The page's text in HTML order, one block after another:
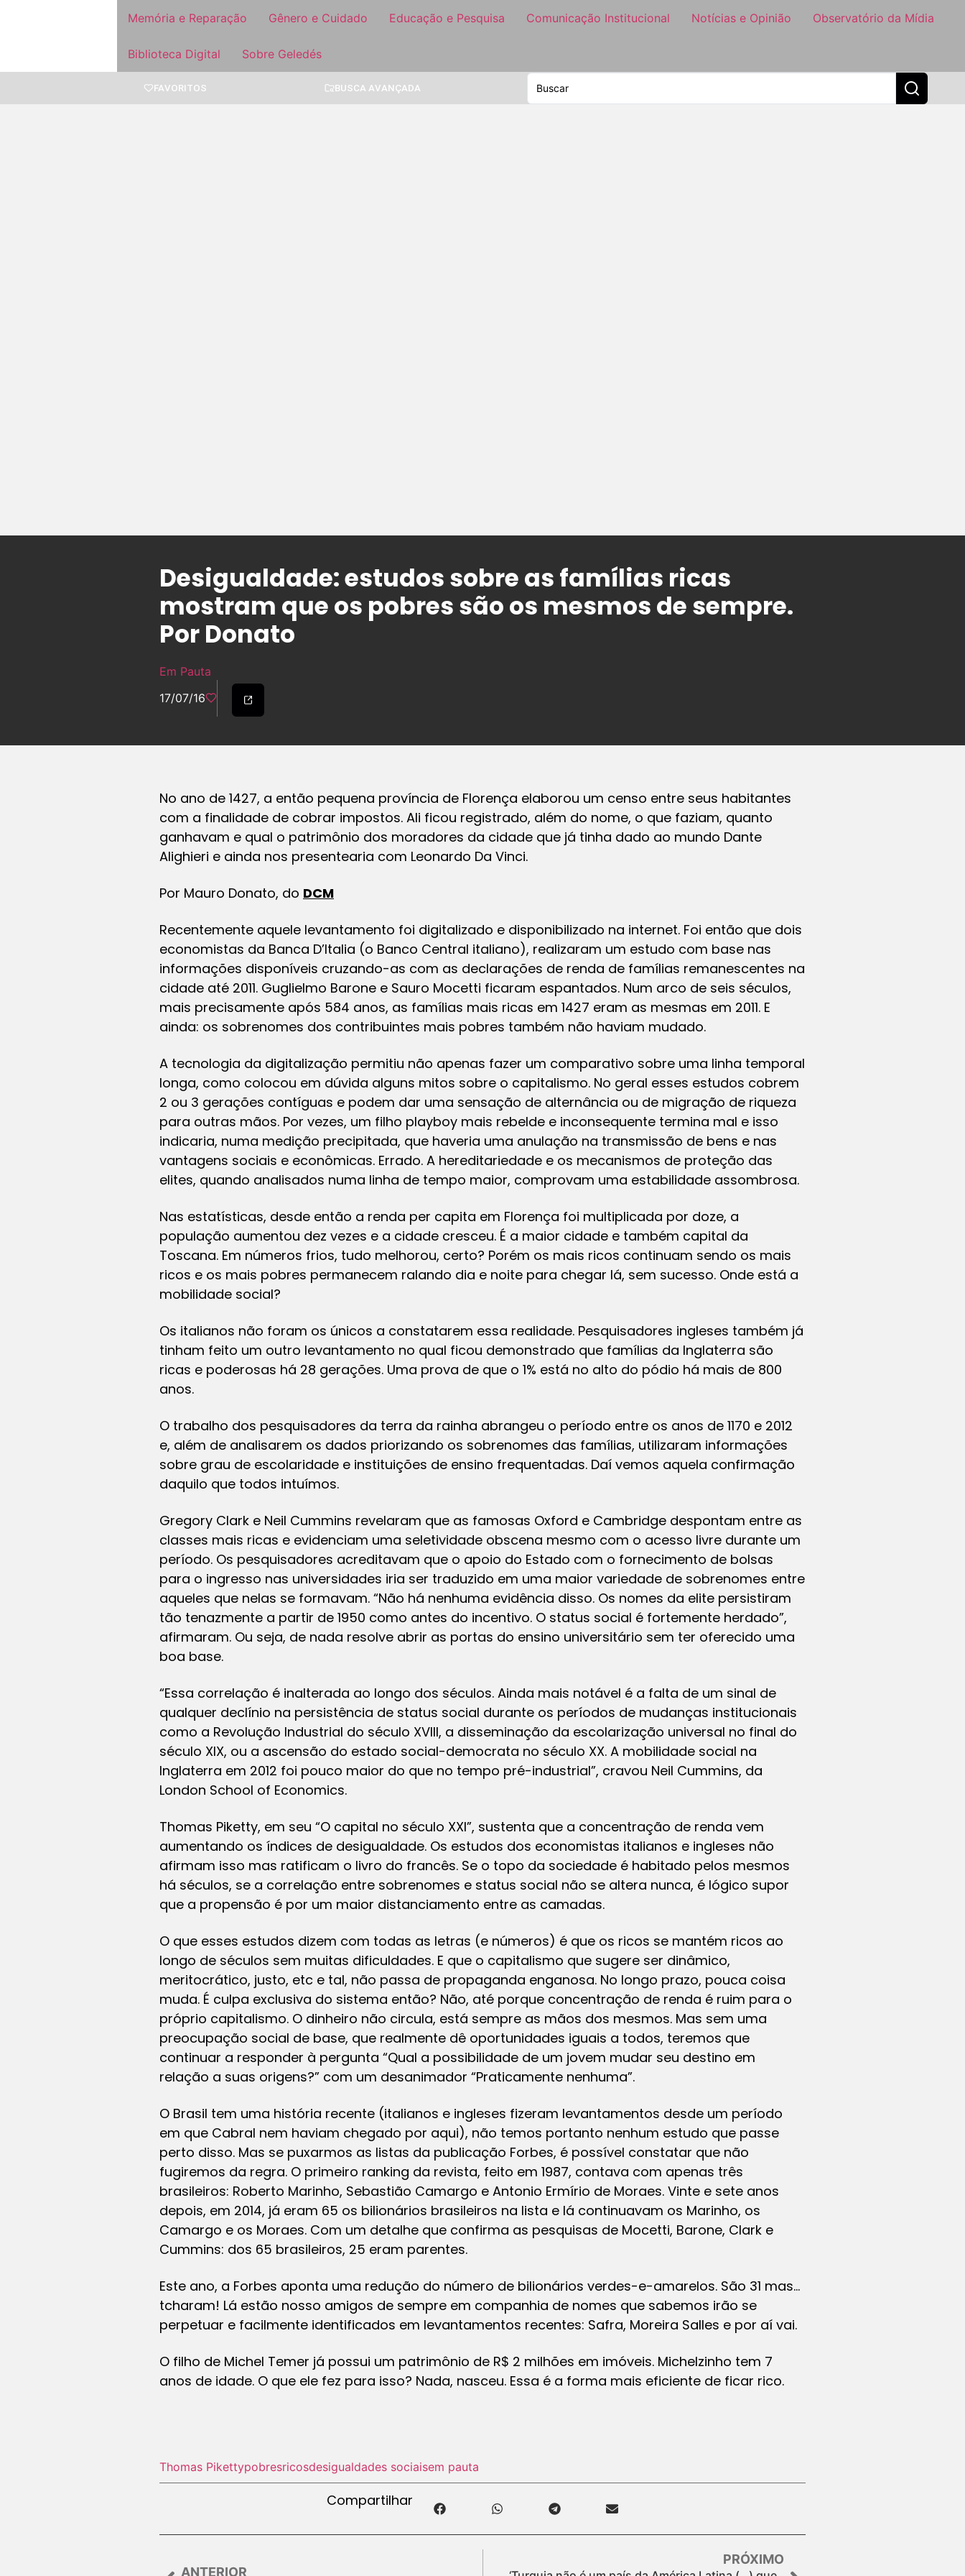
Memória e Reparação Gênero e Cuidado Educação e Pesquisa Comunicação Institucional Notícias e Opinião Observatório da Mídia
Biblioteca Digital Sobre Geledés
FAVORITOS BUSCA AVANÇADA
Desigualdade: estudos sobre as famílias ricas
mostram que os pobres são os mesmos de sempre.
Por Donato
Em Pauta
17/07/16
No ano de 1427, a então pequena província de Florença elaborou um censo entre seus habitantes
com a finalidade de cobrar impostos. Ali ficou registrado, além do nome, o que faziam, quanto
ganhavam e qual o patrimônio dos moradores da cidade que já tinha dado ao mundo Dante
Alighieri e ainda nos presentearia com Leonardo Da Vinci.
Por Mauro Donato, do DCM
Recentemente aquele levantamento foi digitalizado e disponibilizado na internet. Foi então que dois
economistas da Banca D’Italia (o Banco Central italiano), realizaram um estudo com base nas
informações disponíveis cruzando-as com as declarações de renda de famílias remanescentes na
cidade até 2011. Guglielmo Barone e Sauro Mocetti ficaram espantados. Num arco de seis séculos,
mais precisamente após 584 anos, as famílias mais ricas em 1427 eram as mesmas em 2011. E
ainda: os sobrenomes dos contribuintes mais pobres também não haviam mudado.
A tecnologia da digitalização permitiu não apenas fazer um comparativo sobre uma linha temporal
longa, como colocou em dúvida alguns mitos sobre o capitalismo. No geral esses estudos cobrem
2 ou 3 gerações contíguas e podem dar uma sensação de alternância ou de migração de riqueza
para outras mãos. Por vezes, um filho playboy mais rebelde e inconsequente termina mal e isso
indicaria, numa medição precipitada, que haveria uma anulação na transmissão de bens e nas
vantagens sociais e econômicas. Errado. A hereditariedade e os mecanismos de proteção das
elites, quando analisados numa linha de tempo maior, comprovam uma estabilidade assombrosa.
Nas estatísticas, desde então a renda per capita em Florença foi multiplicada por doze, a
população aumentou dez vezes e a cidade cresceu. É a maior cidade e também capital da
Toscana. Em números frios, tudo melhorou, certo? Porém os mais ricos continuam sendo os mais
ricos e os mais pobres permanecem ralando dia e noite para chegar lá, sem sucesso. Onde está a
mobilidade social?
Os italianos não foram os únicos a constatarem essa realidade. Pesquisadores ingleses também já
tinham feito um outro levantamento no qual ficou demonstrado que famílias da Inglaterra são
ricas e poderosas há 28 gerações. Uma prova de que o 1% está no alto do pódio há mais de 800
anos.
O trabalho dos pesquisadores da terra da rainha abrangeu o período entre os anos de 1170 e 2012
e, além de analisarem os dados priorizando os sobrenomes das famílias, utilizaram informações
sobre grau de escolaridade e instituições de ensino frequentadas. Daí vemos aquela confirmação
daquilo que todos intuímos.
Gregory Clark e Neil Cummins revelaram que as famosas Oxford e Cambridge despontam entre as
classes mais ricas e evidenciam uma seletividade obscena mesmo com o acesso livre durante um
período. Os pesquisadores acreditavam que o apoio do Estado com o fornecimento de bolsas
para o ingresso nas universidades iria ser traduzido em uma maior variedade de sobrenomes entre
aqueles que nelas se formavam. “Não há nenhuma evidência disso. Os nomes da elite persistiram
tão tenazmente a partir de 1950 como antes do incentivo. O status social é fortemente herdado”,
afirmaram. Ou seja, de nada resolve abrir as portas do ensino universitário sem ter oferecido uma
boa base.
“Essa correlação é inalterada ao longo dos séculos. Ainda mais notável é a falta de um sinal de
qualquer declínio na persistência de status social durante os períodos de mudanças institucionais
como a Revolução Industrial do século XVIII, a disseminação da escolarização universal no final do
século XIX, ou a ascensão do estado social-democrata no século XX. A mobilidade social na
Inglaterra em 2012 foi pouco maior do que no tempo pré-industrial”, cravou Neil Cummins, da
London School of Economics.
Thomas Piketty, em seu “O capital no século XXI”, sustenta que a concentração de renda vem
aumentando os índices de desigualdade. Os estudos dos economistas italianos e ingleses não
afirmam isso mas ratificam o livro do francês. Se o topo da sociedade é habitado pelos mesmos
há séculos, se a correlação entre sobrenomes e status social não se altera nunca, é lógico supor
que a propensão é por um maior distanciamento entre as camadas.
O que esses estudos dizem com todas as letras (e números) é que os ricos se mantém ricos ao
longo de séculos sem muitas dificuldades. E que o capitalismo que sugere ser dinâmico,
meritocrático, justo, etc e tal, não passa de propaganda enganosa. No longo prazo, pouca coisa
muda. É culpa exclusiva do sistema então? Não, até porque concentração de renda é ruim para o
próprio capitalismo. O dinheiro não circula, está sempre as mãos dos mesmos. Mas sem uma
preocupação social de base, que realmente dê oportunidades iguais a todos, teremos que
continuar a responder à pergunta “Qual a possibilidade de um jovem mudar seu destino em
relação a suas origens?” com um desanimador “Praticamente nenhuma”.
O Brasil tem uma história recente (italianos e ingleses fizeram levantamentos desde um período
em que Cabral nem haviam chegado por aqui), não temos portanto nenhum estudo que passe
perto disso. Mas se puxarmos as listas da publicação Forbes, é possível constatar que não
fugiremos da regra. O primeiro ranking da revista, feito em 1987, contava com apenas três
brasileiros: Roberto Marinho, Sebastião Camargo e Antonio Ermírio de Moraes. Vinte e sete anos
depois, em 2014, já eram 65 os bilionários brasileiros na lista e lá continuavam os Marinho, os
Camargo e os Moraes. Com um detalhe que confirma as pesquisas de Mocetti, Barone, Clark e
Cummins: dos 65 brasileiros, 25 eram parentes.
Este ano, a Forbes aponta uma redução do número de bilionários verdes-e-amarelos. São 31 mas…
tcharam! Lá estão nosso amigos de sempre em companhia de nomes que sabemos irão se
perpetuar e facilmente identificados em levantamentos recentes: Safra, Moreira Salles e por aí vai.
O filho de Michel Temer já possui um patrimônio de R$ 2 milhões em imóveis. Michelzinho tem 7
anos de idade. O que ele fez para isso? Nada, nasceu. Essa é a forma mais eficiente de ficar rico.
Thomas Pikettypobresricosdesigualdades sociaisem pauta
Compartilhar
ANTERIOR
PRÓXIMO